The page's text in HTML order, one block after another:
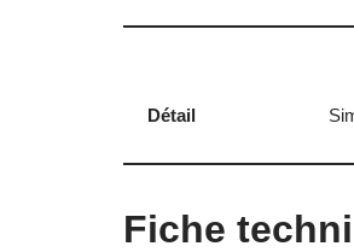
Détail
Fiche